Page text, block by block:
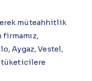
müteahhitlik
Aygaz, Vestel,